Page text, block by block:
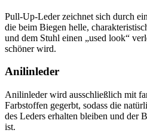
Pull-Up-Leder zeichnet sich durch
die beim Biegen helle,
und dem Stuhl einen „used look“
schöner wird.
Anilinleder
Anilinleder wird ausschließlich mit
Farbstoffen gegerbt, sodass die
des Leders erhalten bleiben und der
ist.